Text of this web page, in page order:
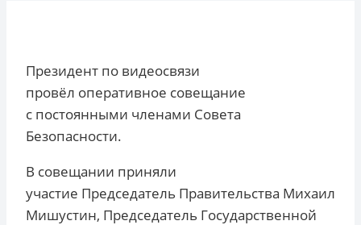
Президент по видеосвязи
провёл оперативное совещание
с постоянными членами Совета
Безопасности.
В совещании приняли
участие Председатель Правительства Михаил
Мишустин, Председатель Государственной